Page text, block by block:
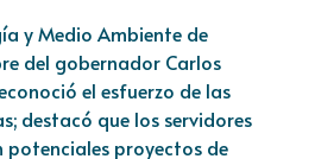
y Medio Ambiente de
del gobernador Carlos
el esfuerzo de las
destacó que los servidores
proyectos de